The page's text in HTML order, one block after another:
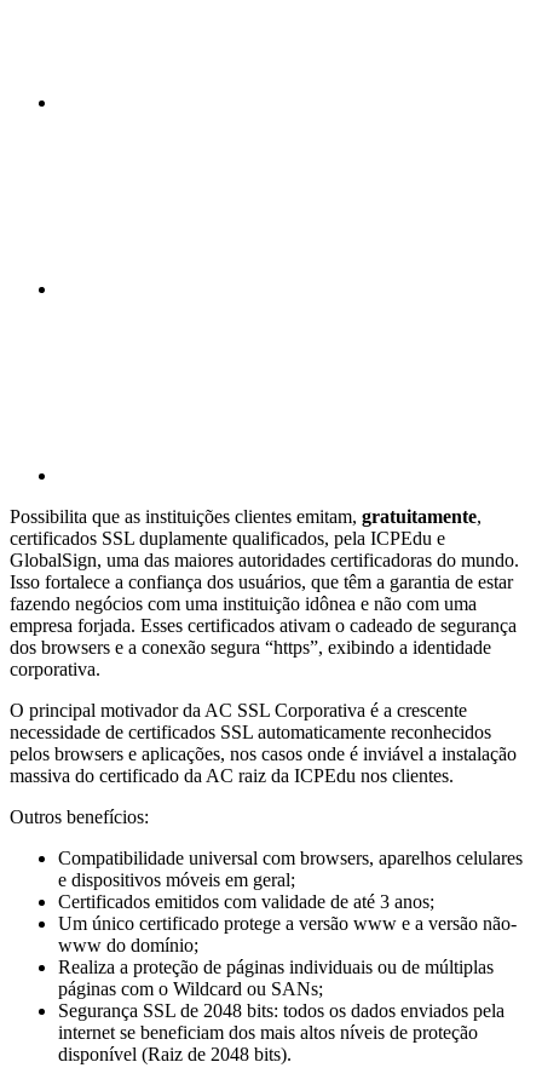
Possibilita que as instituições clientes emitam, gratuitamente,
certificados SSL duplamente qualificados, pela ICPEdu e
GlobalSign, uma das maiores autoridades certificadoras do mundo.
Isso fortalece a confiança dos usuários, que têm a garantia de estar
fazendo negócios com uma instituição idônea e não com uma
empresa forjada. Esses certificados ativam o cadeado de segurança
dos browsers e a conexão segura “https”, exibindo a identidade
corporativa.
O principal motivador da AC SSL Corporativa é a crescente
necessidade de certificados SSL automaticamente reconhecidos
pelos browsers e aplicações, nos casos onde é inviável a instalação
massiva do certificado da AC raiz da ICPEdu nos clientes.
Outros benefícios:
Compatibilidade universal com browsers, aparelhos celulares
e dispositivos móveis em geral;
Certificados emitidos com validade de até 3 anos;
Um único certificado protege a versão www e a versão não-
www do domínio;
Realiza a proteção de páginas individuais ou de múltiplas
páginas com o Wildcard ou SANs;
Segurança SSL de 2048 bits: todos os dados enviados pela
internet se beneficiam dos mais altos níveis de proteção
disponível (Raiz de 2048 bits).